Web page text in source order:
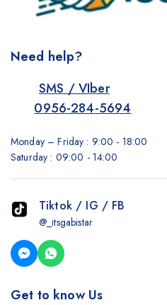
Need help?
SMS / VIber
0956-284-5694
Monday – Friday : 9:00 - 18:00
Saturday : 09:00 - 14:00
Tiktok / IG / FB
@_itsgabistar
Get to know Us